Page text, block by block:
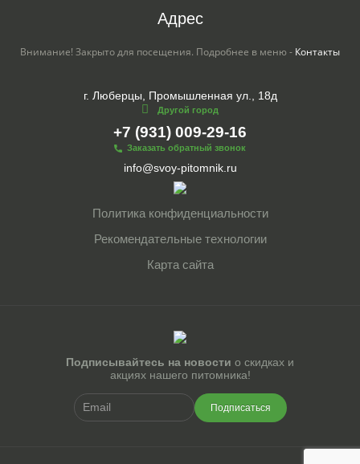
Адрес
Внимание! Закрыто для посещения. Подробнее в меню - Контакты
г. Люберцы, Промышленная ул., 18д
Другой город
+7 (931) 009-29-16
Заказать обратный звонок
info@svoy-pitomnik.ru
Политика конфиденциальности
Рекомендательные технологии
Карта сайта
Подписывайтесь на новости о скидках и
акциях нашего питомника!
Подписаться